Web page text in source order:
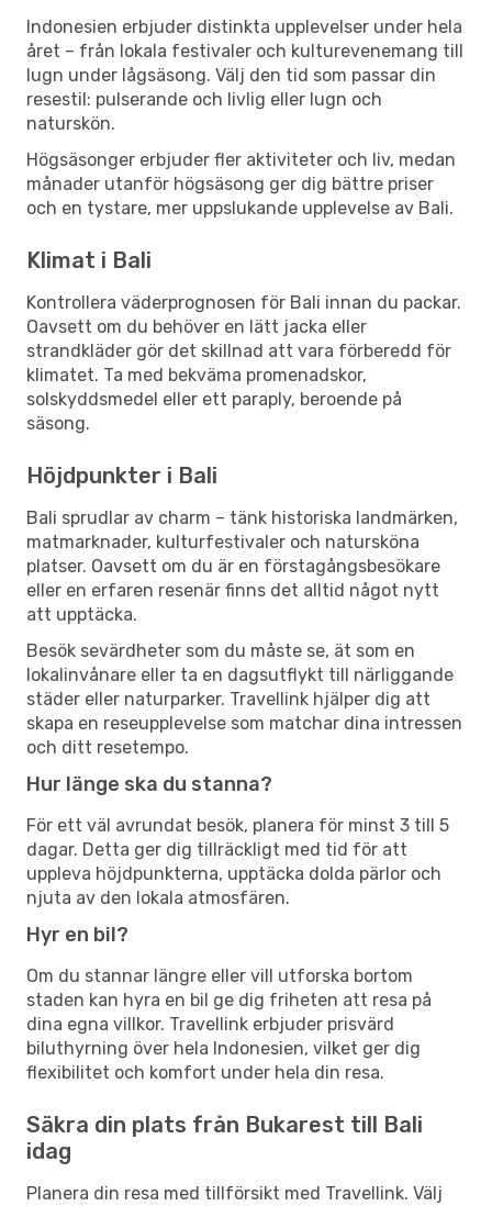
Indonesien erbjuder distinkta upplevelser under hela
året – från lokala festivaler och kulturevenemang till
lugn under lågsäsong. Välj den tid som passar din
resestil: pulserande och livlig eller lugn och
naturskön.
Högsäsonger erbjuder fler aktiviteter och liv, medan
månader utanför högsäsong ger dig bättre priser
och en tystare, mer uppslukande upplevelse av Bali.
Klimat i Bali
Kontrollera väderprognosen för Bali innan du packar.
Oavsett om du behöver en lätt jacka eller
strandkläder gör det skillnad att vara förberedd för
klimatet. Ta med bekväma promenadskor,
solskyddsmedel eller ett paraply, beroende på
säsong.
Höjdpunkter i Bali
Bali sprudlar av charm – tänk historiska landmärken,
matmarknader, kulturfestivaler och natursköna
platser. Oavsett om du är en förstagångsbesökare
eller en erfaren resenär finns det alltid något nytt
att upptäcka.
Besök sevärdheter som du måste se, ät som en
lokalinvånare eller ta en dagsutflykt till närliggande
städer eller naturparker. Travellink hjälper dig att
skapa en reseupplevelse som matchar dina intressen
och ditt resetempo.
Hur länge ska du stanna?
För ett väl avrundat besök, planera för minst 3 till 5
dagar. Detta ger dig tillräckligt med tid för att
uppleva höjdpunkterna, upptäcka dolda pärlor och
njuta av den lokala atmosfären.
Hyr en bil?
Om du stannar längre eller vill utforska bortom
staden kan hyra en bil ge dig friheten att resa på
dina egna villkor. Travellink erbjuder prisvärd
biluthyrning över hela Indonesien, vilket ger dig
flexibilitet och komfort under hela din resa.
Säkra din plats från Bukarest till Bali
idag
Planera din resa med tillförsikt med Travellink. Välj